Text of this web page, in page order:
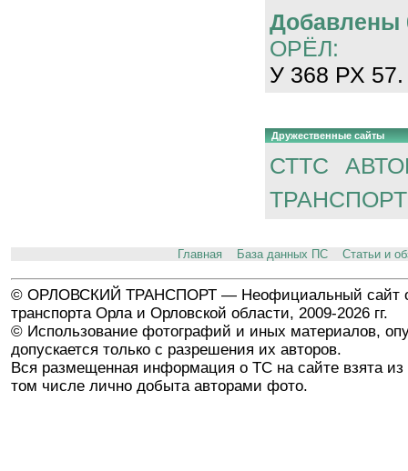
Добавлены
ОРЁЛ:
У 368 РХ 57.
Дружественные сайты
СТТС
ТРАНСПОРТ
Главная База данных ПС Статьи и
© ОРЛОВСКИЙ ТРАНСПОРТ — Неофициальный сайт
транспорта Орла и Орловской области, 2009-2026 гг.
© Использование фотографий и иных материалов,
допускается только с разрешения их авторов.
Вся размещенная информация о ТС на сайте взята из
том числе лично добыта авторами фото.